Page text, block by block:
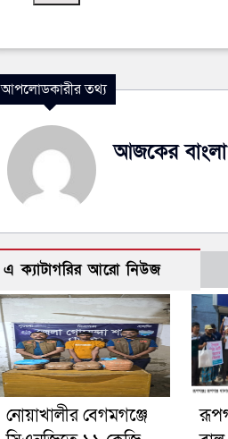
আপলোডকারীর তথ্য
আজকের বাংলা
এ ক্যাটাগরির আরো নিউজ
নোয়াখালীর বেগমগঞ্জে